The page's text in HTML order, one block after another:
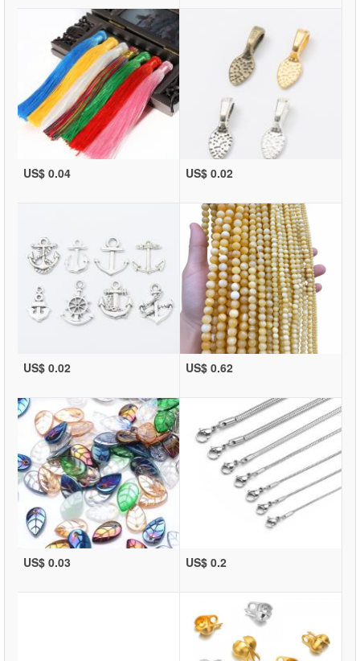
US$ 0.04 US$ 0.02
US$ 0.02 US$ 0.62
US$ 0.03 US$ 0.2